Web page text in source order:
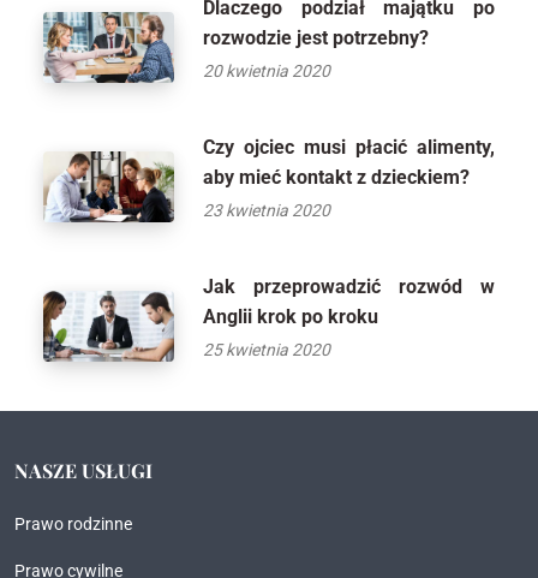
Dlaczego podział majątku po
rozwodzie jest potrzebny?
20 kwietnia 2020
Czy ojciec musi płacić alimenty,
aby mieć kontakt z dzieckiem?
23 kwietnia 2020
Jak przeprowadzić rozwód w
Anglii krok po kroku
25 kwietnia 2020
NASZE USŁUGI
Prawo rodzinne
Prawo cywilne